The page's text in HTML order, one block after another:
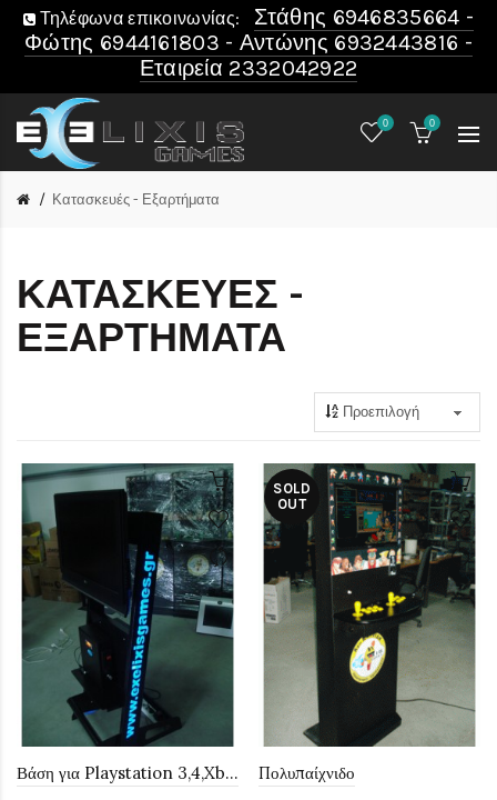
Τηλέφωνα επικοινωνίας:
Στάθης 6946835664 -
Φώτης 6944161803 - Αντώνης 6932443816 -
Εταιρεία 2332042922
0 0
Κατασκευές - Εξαρτήματα
ΚΑΤΑΣΚΕΥΈΣ -
ΕΞΑΡΤΉΜΑΤΑ
Βάση για Playstation 3,4,Xbox, Υπολογιστή
SOLD
OUT
Πολυπαίχνιδο